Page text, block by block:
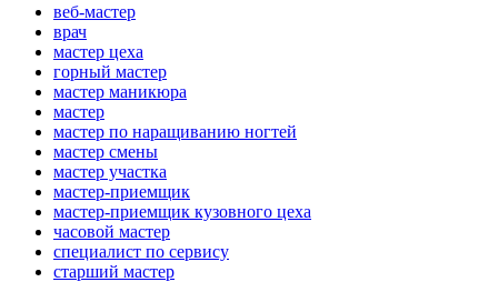
веб-мастер
врач
мастер цеха
горный мастер
мастер маникюра
мастер
мастер по наращиванию ногтей
мастер смены
мастер участка
мастер-приемщик
мастер-приемщик кузовного цеха
часовой мастер
специалист по сервису
старший мастер